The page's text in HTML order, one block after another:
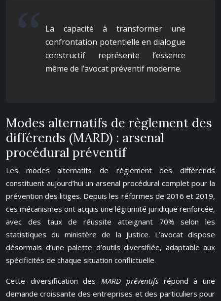
La capacité à transformer une
confrontation potentielle en dialogue
constructif représente l’essence
même de l’avocat préventif moderne.
Modes alternatifs de règlement des
différends (MARD) : arsenal
procédural préventif
Les modes alternatifs de règlement des différends
constituent aujourd’hui un arsenal procédural complet pour la
prévention des litiges. Depuis les réformes de 2016 et 2019,
ces mécanismes ont acquis une légitimité juridique renforcée,
avec des taux de réussite atteignant 70% selon les
statistiques du ministère de la Justice. L’avocat dispose
désormais d’une palette d’outils diversifiée, adaptable aux
spécificités de chaque situation conflictuelle.
Cette diversification desMARD préventifs répond à une
demande croissante des entreprises et des particuliers pour